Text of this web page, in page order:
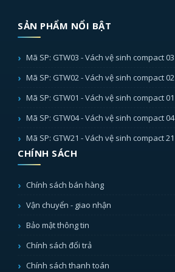
SẢN PHẨM NỔI BẬT
Mã SP: GTW03 - Vách vệ sinh compact 03
Mã SP: GTW02 - Vách vệ sinh compact 02
Mã SP: GTW01 - Vách vệ sinh compact 01
Mã SP: GTW04 - Vách vệ sinh compact 04
Mã SP: GTW21 - Vách vệ sinh compact 21
CHÍNH SÁCH
Chính sách bán hàng
Vận chuyển - giao nhận
Bảo mật thông tin
Chính sách đổi trả
Chính sách thanh toán